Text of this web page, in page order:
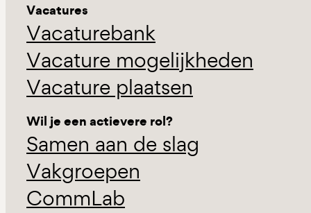
Vacatures
Vacaturebank
Vacature mogelijkheden
Vacature plaatsen
Wil je een actievere rol?
Samen aan de slag
Vakgroepen
CommLab